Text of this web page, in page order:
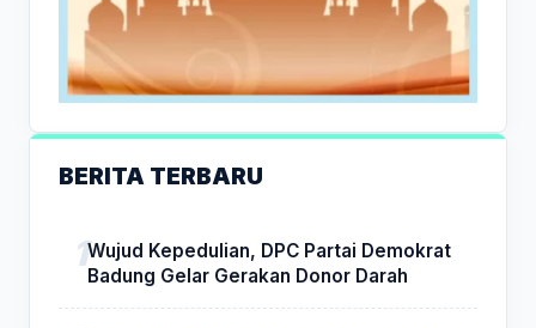
BERITA TERBARU
Wujud Kepedulian, DPC Partai Demokrat
Badung Gelar Gerakan Donor Darah